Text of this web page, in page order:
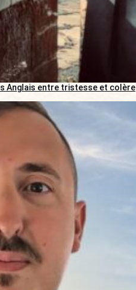
Anglais entre tristesse et colère